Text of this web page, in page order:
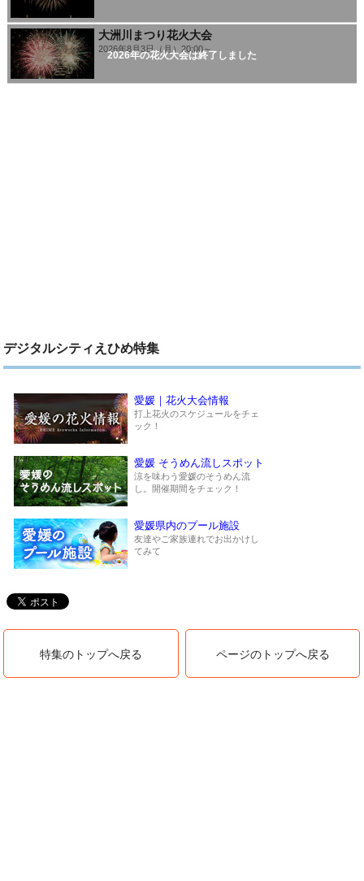
2026年の花火大会は終了しました
大洲川まつり花火大会
2026年8月3日（月）20:00～
デジタルシティえひめ特集
愛媛｜花火大会情報
打上花火のスケジュールをチェ
ック！
愛媛 そうめん流しスポット
涼を味わう愛媛のそうめん流
し。開催期間をチェック！
愛媛県内のプール施設
友達やご家族連れでお出かけし
てみて
特集のトップへ戻る ページのトップへ戻る